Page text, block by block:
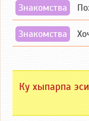
Знакомства
Знакомства Хочу
Ку хыпарпа